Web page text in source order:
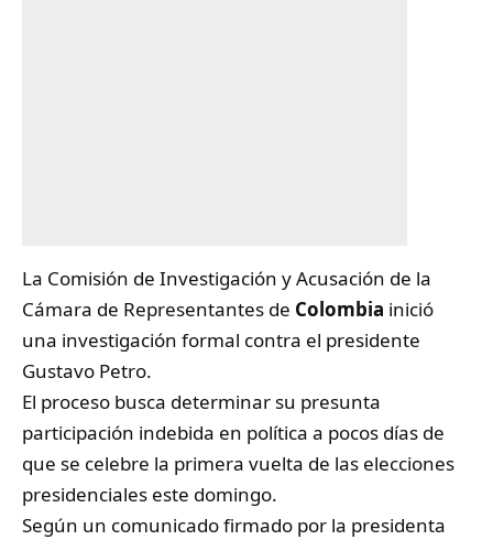
La Comisión de Investigación y Acusación de la
Cámara de Representantes de Colombia inició
una investigación formal contra el presidente
Gustavo Petro.
El proceso busca determinar su presunta
participación indebida en política a pocos días de
que se celebre la primera vuelta de las elecciones
presidenciales este domingo.
Según un comunicado firmado por la presidenta